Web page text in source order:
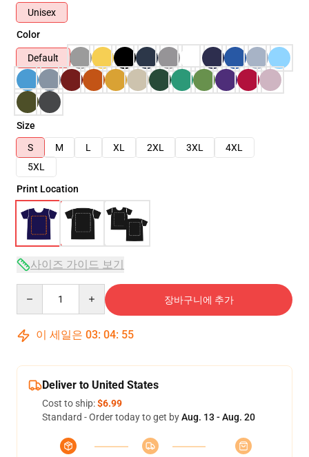
Unisex
Color
Default
Size
S
M L XL 2XL 3XL
4XL
5XL
Print Location
사이즈 가이드 보기
장바구니에 추가
이 세일은 03: 04: 54
Deliver to United States
Cost to ship:$6.99
Standard - Order today to get byAug. 13 - Aug. 20